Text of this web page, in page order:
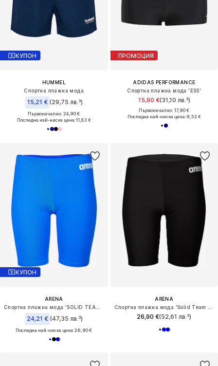
КУПОН
HUMMEL
Спортна плажна мода
15,21 € (29,75 лв.³)
Първоначално: 24,90 €
Последна най-ниска цена:11,83 €
ПРОМОЦИЯ
ADIDAS PERFORMANCE
Спортна плажна мода 'ESS'
15,90 €(31,10 лв.³)
Първоначално: 17,90 €
Последна най-ниска цена:9,52 €
КУПОН
ARENA
24,21 € (47,35 лв.³)
Последна най-ниска цена:26,90 €
ARENA
26,90 €(52,61 лв.³)